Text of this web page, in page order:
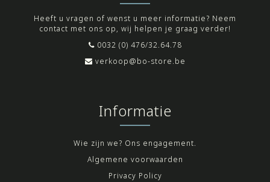
Heeft u vragen of wenst u meer informatie? Neem
contact met ons op, wij helpen je graag verder!
0032 (0) 476/32.64.78
verkoop@bo-store.be
Informatie
Wie zijn we? Ons engagement.
Algemene voorwaarden
Privacy Policy